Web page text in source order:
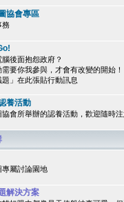
協會專區
務
後面抱怨政府？
要你我參與，才會有改變的開始！
」在此張貼行動訊息
養活動
會所舉辦的認養活動，歡迎隨時注
專屬討論園地
解決方案